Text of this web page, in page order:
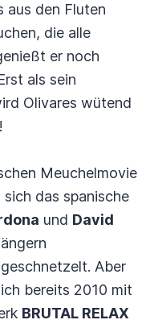
aus den Fluten
die alle
er noch
als sein
Olivares wütend
Meuchelmovie
das spanische
und David
Aber
bereits 2010 mit
BRUTAL RELAX